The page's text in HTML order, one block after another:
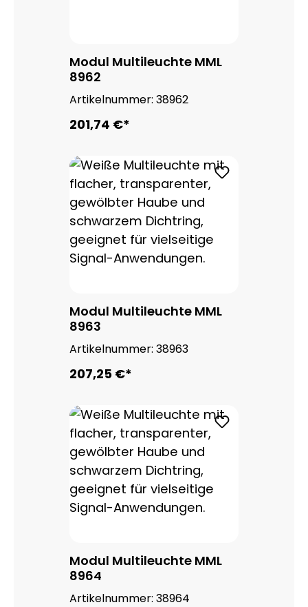
Modul Multileuchte MML
8962
Artikelnummer: 38962
201,74 €*
Modul Multileuchte MML
8963
Artikelnummer: 38963
207,25 €*
Modul Multileuchte MML
8964
Artikelnummer: 38964